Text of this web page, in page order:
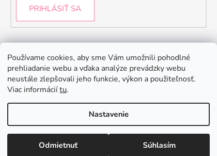
Používame cookies, aby sme Vám umožnili pohodlné
prehliadanie webu a vďaka analýze prevádzky webu
neustále zlepšovali jeho funkcie, výkon a použiteľnosť.
Viac informáciítu.
Nastavenie
Odmietnuť Súhlasím
PRIHLÁSIŤ SA
Instagram
Vytvoril Shoptet